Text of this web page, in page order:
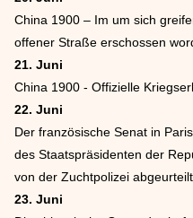
China 1900 – Im um sich
offener Straße erschossen
21. Juni
China 1900 - Offizielle
22. Juni
Der französische Senat in
des Staatspräsidenten der
von der Zuchtpolizei
23. Juni